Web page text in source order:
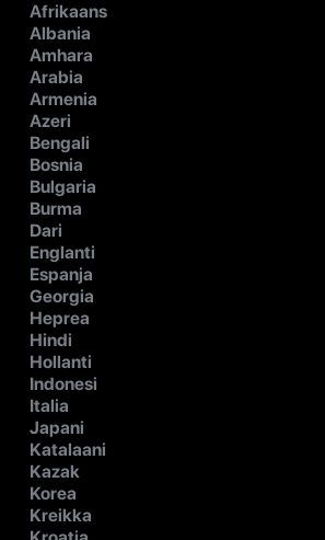
Afrikaans
Albania
Amhara
Arabia
Armenia
Azeri
Bengali
Bosnia
Bulgaria
Burma
Dari
Englanti
Espanja
Georgia
Heprea
Hindi
Hollanti
Indonesi
Italia
Japani
Katalaani
Kazak
Korea
Kreikka